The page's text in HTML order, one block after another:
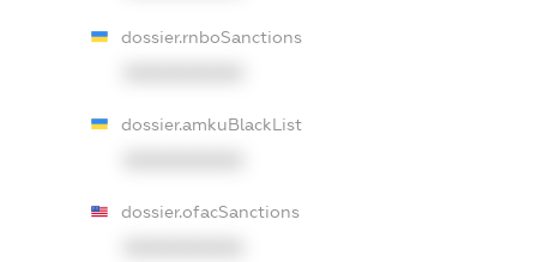
dossier.rnboSanctions
dossier.amkuBlackList
dossier.ofacSanctions